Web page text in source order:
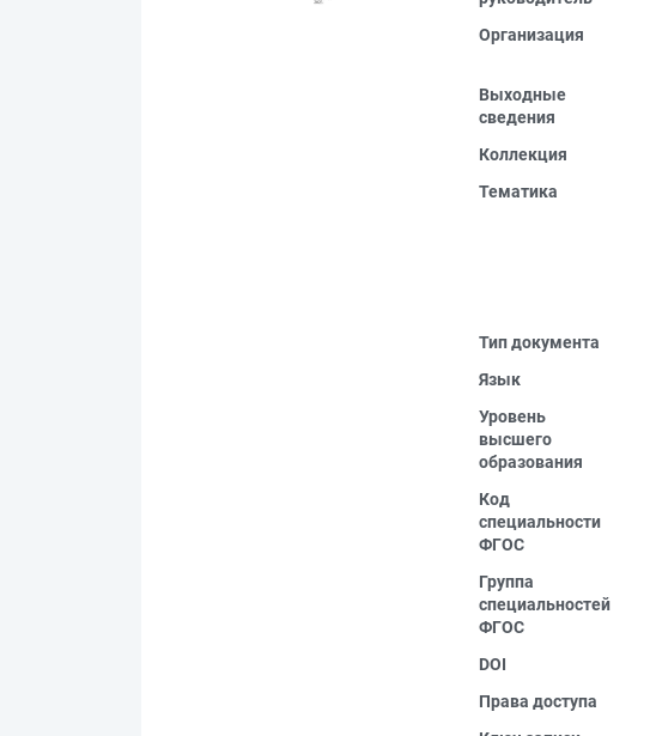
Организация
Выходные
сведения
Коллекция
Тематика
Тип документа
Язык
Уровень
высшего
образования
Код
специальности
ФГОС
Группа
специальностей
ФГОС
DOI
Права доступа